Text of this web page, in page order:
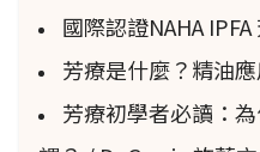
在您的家庭和朋友中提
認識，並作出影響我
會有所幫助。您還可
護工作或收養一種瀕危
國際認證NAHA
芳療是什麼？精油
芳療初學者必讀：